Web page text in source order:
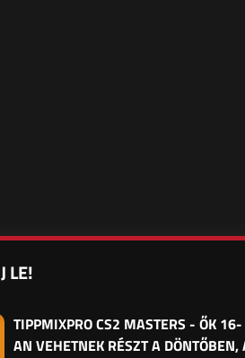
LE!
TIPPMIXPRO CS2 MASTERS - ŐK 16-
AN VEHETNEK RÉSZT A DÖNTŐBEN,